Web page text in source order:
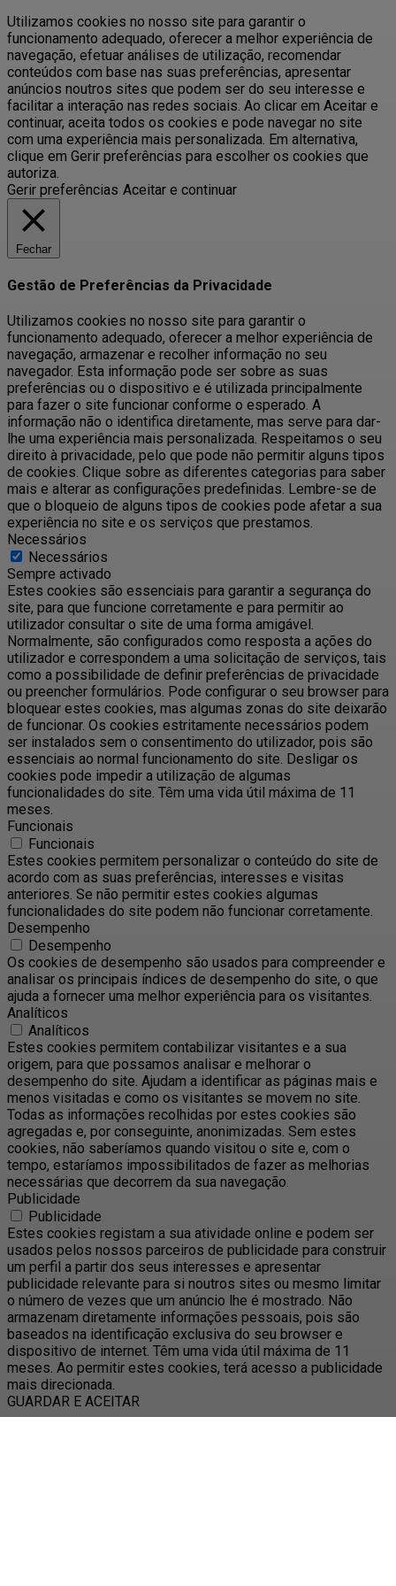
Utilizamos cookies no nosso site para garantir o
funcionamento adequado, oferecer a melhor experiência de
navegação, efetuar análises de utilização, recomendar
conteúdos com base nas suas preferências, apresentar
anúncios noutros sites que podem ser do seu interesse e
facilitar a interação nas redes sociais. Ao clicar em Aceitar e
continuar, aceita todos os cookies e pode navegar no site
com uma experiência mais personalizada. Em alternativa,
clique em Gerir preferências para escolher os cookies que
autoriza.
Gerir preferências Aceitar e continuar
Fechar
Gestão de Preferências da Privacidade
Utilizamos cookies no nosso site para garantir o
funcionamento adequado, oferecer a melhor experiência de
navegação, armazenar e recolher informação no seu
navegador. Esta informação pode ser sobre as suas
preferências ou o dispositivo e é utilizada principalmente
para fazer o site funcionar conforme o esperado. A
informação não o identifica diretamente, mas serve para dar-
lhe uma experiência mais personalizada. Respeitamos o seu
direito à privacidade, pelo que pode não permitir alguns tipos
de cookies. Clique sobre as diferentes categorias para saber
mais e alterar as configurações predefinidas. Lembre-se de
que o bloqueio de alguns tipos de cookies pode afetar a sua
experiência no site e os serviços que prestamos.
Necessários
Necessários
Sempre activado
Estes cookies são essenciais para garantir a segurança do
site, para que funcione corretamente e para permitir ao
utilizador consultar o site de uma forma amigável.
Normalmente, são configurados como resposta a ações do
utilizador e correspondem a uma solicitação de serviços, tais
como a possibilidade de definir preferências de privacidade
ou preencher formulários. Pode configurar o seu browser para
bloquear estes cookies, mas algumas zonas do site deixarão
de funcionar. Os cookies estritamente necessários podem
ser instalados sem o consentimento do utilizador, pois são
essenciais ao normal funcionamento do site. Desligar os
cookies pode impedir a utilização de algumas
funcionalidades do site. Têm uma vida útil máxima de 11
meses.
Funcionais
Funcionais
Estes cookies permitem personalizar o conteúdo do site de
acordo com as suas preferências, interesses e visitas
anteriores. Se não permitir estes cookies algumas
funcionalidades do site podem não funcionar corretamente.
Desempenho
Desempenho
Os cookies de desempenho são usados ​​para compreender e
analisar os principais índices de desempenho do site, o que
ajuda a fornecer uma melhor experiência para os visitantes.
Analíticos
Analíticos
Estes cookies permitem contabilizar visitantes e a sua
origem, para que possamos analisar e melhorar o
desempenho do site. Ajudam a identificar as páginas mais e
menos visitadas e como os visitantes se movem no site.
Todas as informações recolhidas por estes cookies são
agregadas e, por conseguinte, anonimizadas. Sem estes
cookies, não saberíamos quando visitou o site e, com o
tempo, estaríamos impossibilitados de fazer as melhorias
necessárias que decorrem da sua navegação.
Publicidade
Publicidade
Estes cookies registam a sua atividade online e podem ser
usados pelos nossos parceiros de publicidade para construir
um perfil a partir dos seus interesses e apresentar
publicidade relevante para si noutros sites ou mesmo limitar
o número de vezes que um anúncio lhe é mostrado. Não
armazenam diretamente informações pessoais, pois são
baseados na identificação exclusiva do seu browser e
dispositivo de internet. Têm uma vida útil máxima de 11
meses. Ao permitir estes cookies, terá acesso a publicidade
mais direcionada.
GUARDAR E ACEITAR